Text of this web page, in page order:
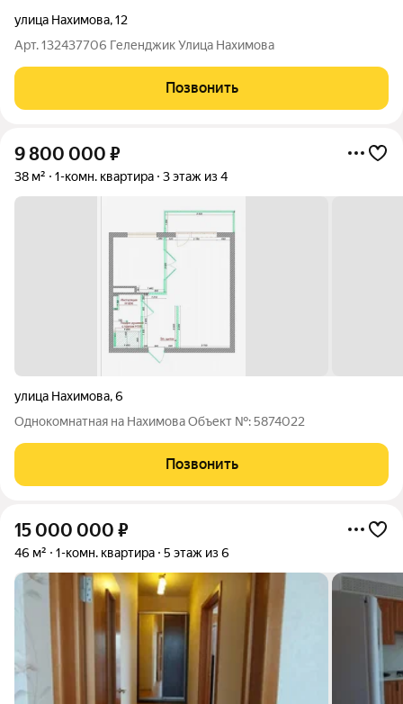
улица Нахимова,12
Арт. 132437706 Геленджик Улица Нахимова
Позвонить
9 800 000 ₽
38 м² 1-комн. квартира 3 этаж из 4
улица Нахимова,6
Однокомнатная на Нахимова Oбъект №: 5874022
Позвонить
15 000 000 ₽
46 м² 1-комн. квартира 5 этаж из 6